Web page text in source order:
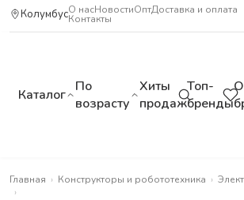
КолумбусО насНовостиОптДоставка и оплата
Контакты
Каталог По
возрасту
Хиты
продаж
Топ-
бренды
О
Главная › Конструкторы и робототехника ›
›